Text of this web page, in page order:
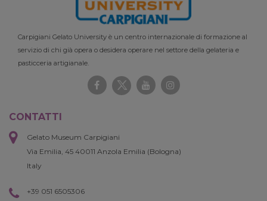
Carpigiani Gelato University è un centro internazionale di formazione al
servizio di chi già opera o desidera operare nel settore della gelateria e
pasticceria artigianale.
CONTATTI
Gelato Museum Carpigiani
Via Emilia, 45 40011 Anzola Emilia (Bologna)
Italy
+39 051 6505306